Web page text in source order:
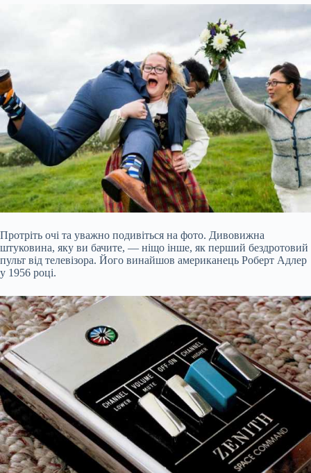
Протріть очі та уважно подивіться на фото. Дивовижна
штуковина, яку ви бачите, — ніщо інше, як перший бездротовий
пульт від телевізора. Його винайшов американець Роберт Адлер
у 1956 році.